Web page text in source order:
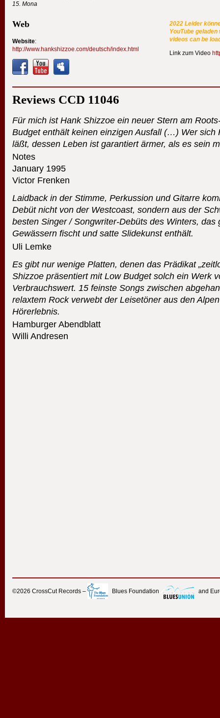
Mona
Web
Website:
http://www.hankshizzoe.com/deutsch/index.html
2022 Leider
YouTube
videos can be
Link zum Video
Reviews CCD 11046
Für mich ist Hank Shizzoe ein neuer Stern am
Budget enthält keinen einzigen Ausfall (…) Wer sich
läßt, dessen Leben ist garantiert ärmer, als es sein
Notes
January 1995
Victor Frenken
Laidback in der Stimme, Perkussion und Gitarre
Debüt nicht von der Westcoast, sondern aus der
besten Singer / Songwriter-Debüts des Winters, das
Gewässern fischt und satte Slidekunst enthält.
Uli Lemke
Es gibt nur wenige Platten, denen das Prädikat
Shizzoe präsentiert mit Low Budget solch ein Werk
Verbrauchswert. 15 feinste Songs zwischen
relaxtem Rock verwebt der Leisetöner aus den
Hörerlebnis.
Hamburger Abendblatt
Willi Andresen
©2026 CrossCut Records – Blues Foundation and